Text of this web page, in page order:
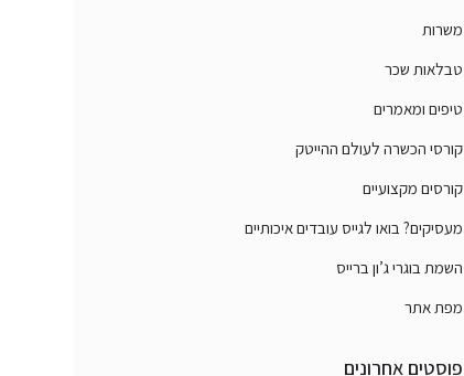
משרות
טבלאות שכר
טיפים ומאמרים
קורסי הכשרה לעולם ההייטק
קורסים מקצועיים
מעסיקים? בואו לגייס עובדים איכותיים
השמת בוגרי ג’ון ברייס
מפת אתר
פוסטים אחרונים